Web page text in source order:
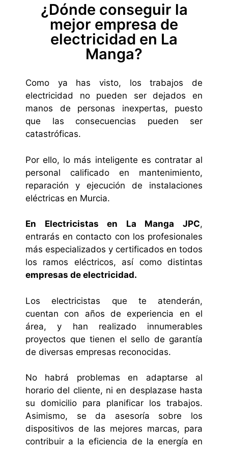
¿Dónde conseguir la
mejor empresa de
electricidad en La
Manga?
Como ya has visto, los trabajos de
electricidad no pueden ser dejados en
manos de personas inexpertas, puesto
que las consecuencias pueden ser
catastróficas.
Por ello, lo más inteligente es contratar al
personal calificado en mantenimiento,
reparación y ejecución de instalaciones
eléctricas en Murcia.
En Electricistas en La Manga JPC,
entrarás en contacto con los profesionales
más especializados y certificados en todos
los ramos eléctricos, así como distintas
empresas de electricidad.
Los electricistas que te atenderán,
cuentan con años de experiencia en el
área, y han realizado innumerables
proyectos que tienen el sello de garantía
de diversas empresas reconocidas.
No habrá problemas en adaptarse al
horario del cliente, ni en desplazase hasta
su domicilio para planificar los trabajos.
Asimismo, se da asesoría sobre los
dispositivos de las mejores marcas, para
contribuir a la eficiencia de la energía en